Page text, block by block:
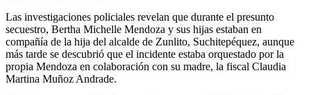
Las investigaciones policiales revelan que durante el presunto
secuestro, Bertha Michelle Mendoza y sus hijas estaban en
compañía de la hija del alcalde de Zunlito, Suchitepéquez, aunque
más tarde se descubrió que el incidente estaba orquestado por la
propia Mendoza en colaboración con su madre, la fiscal Claudia
Martina Muñoz Andrade.